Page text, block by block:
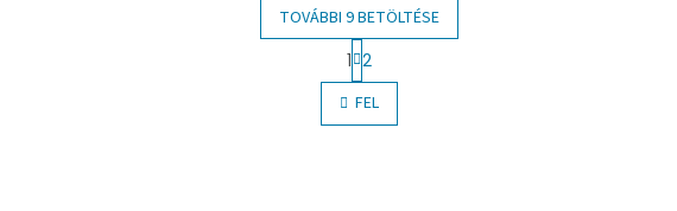
L
i
s
TOVÁBBI 9 BETÖLTÉSE
L
a
p
o
z
1 2
FEL